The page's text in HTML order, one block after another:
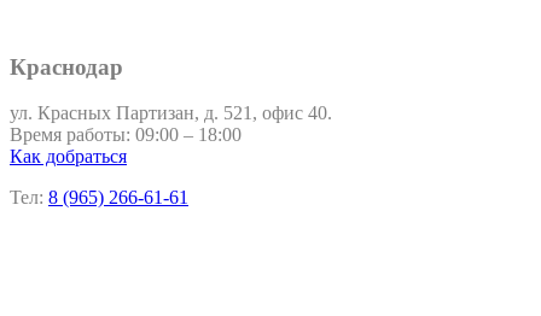
Краснодар
ул. Красных Партизан, д. 521, офис 40.
Время работы: 09:00 – 18:00
Как добраться
Тел: 8 (965) 266-61-61